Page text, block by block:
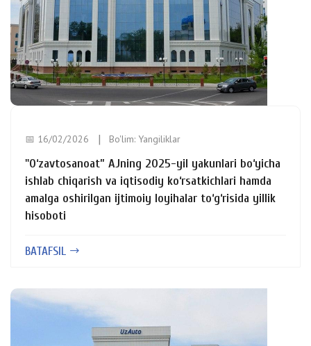
📅 16/02/2026 Bo'lim: Yangiliklar
"O‘zavtosanoat” AJning 2025-yil yakunlari bo‘yicha
ishlab chiqarish va iqtisodiy ko‘rsatkichlari hamda
amalga oshirilgan ijtimoiy loyihalar to‘g‘risida yillik
hisoboti
BATAFSIL